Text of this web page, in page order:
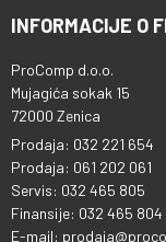
INFORMACIJE O
ProComp d.o.o.
Mujagića sokak 15
72000 Zenica
Prodaja: 032 221 654
Prodaja: 061 202 061
Servis: 032 465 805
Finansije: 032 465 804
E-mail: